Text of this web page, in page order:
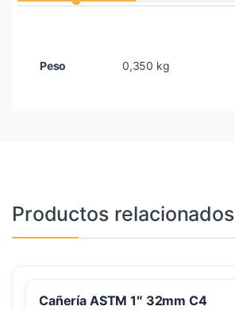
Peso 0,350 kg
Productos relacionados
Cañería ASTM 1″ 32mm C4